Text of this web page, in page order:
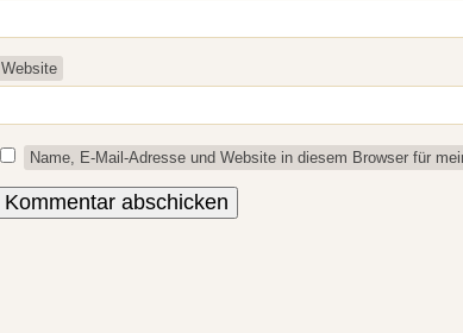
Website
Name, E-Mail-Adresse und Website in diesem Browser für